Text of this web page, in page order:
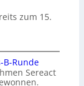
zum 15.
B-Runde
Sereact